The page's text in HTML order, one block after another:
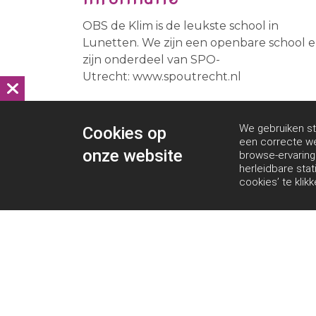
OBS de Klim is de leukste school in
Lunetten. We zijn een openbare school
zijn onderdeel van SPO-
Utrecht: www.spoutrecht.nl
Cookies op
onze website
We gebruiken
een correcte
browse-
herleidbare
cookies’ te